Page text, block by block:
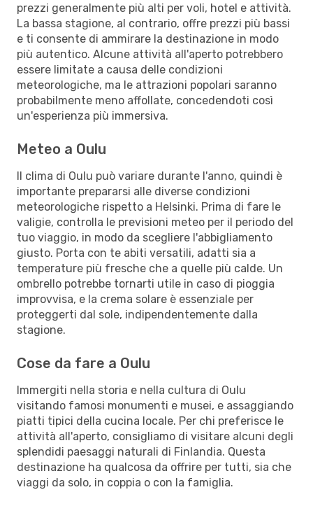
prezzi generalmente più alti per voli, hotel e attività.
La bassa stagione, al contrario, offre prezzi più bassi
e ti consente di ammirare la destinazione in modo
più autentico. Alcune attività all'aperto potrebbero
essere limitate a causa delle condizioni
meteorologiche, ma le attrazioni popolari saranno
probabilmente meno affollate, concedendoti così
un'esperienza più immersiva.
Meteo a Oulu
Il clima di Oulu può variare durante l'anno, quindi è
importante prepararsi alle diverse condizioni
meteorologiche rispetto a Helsinki. Prima di fare le
valigie, controlla le previsioni meteo per il periodo del
tuo viaggio, in modo da scegliere l'abbigliamento
giusto. Porta con te abiti versatili, adatti sia a
temperature più fresche che a quelle più calde. Un
ombrello potrebbe tornarti utile in caso di pioggia
improvvisa, e la crema solare è essenziale per
proteggerti dal sole, indipendentemente dalla
stagione.
Cose da fare a Oulu
Immergiti nella storia e nella cultura di Oulu
visitando famosi monumenti e musei, e assaggiando
piatti tipici della cucina locale. Per chi preferisce le
attività all'aperto, consigliamo di visitare alcuni degli
splendidi paesaggi naturali di Finlandia. Questa
destinazione ha qualcosa da offrire per tutti, sia che
viaggi da solo, in coppia o con la famiglia.